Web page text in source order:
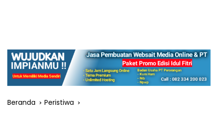
Beranda Peristiwa